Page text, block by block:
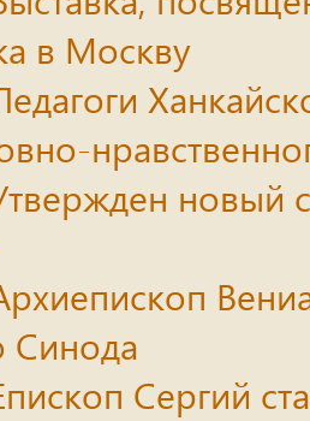
в Москву
новый
Синода
Сергий